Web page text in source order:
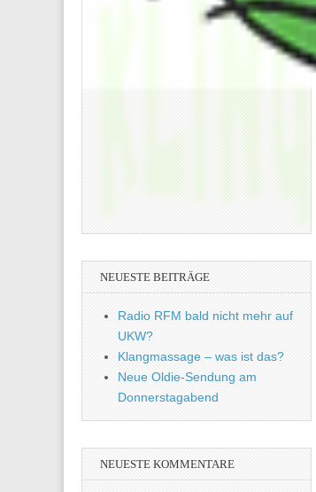
NEUESTE BEITRÄGE
Radio RFM bald nicht mehr auf
UKW?
Klangmassage – was ist das?
Neue Oldie-Sendung am
Donnerstagabend
NEUESTE KOMMENTARE